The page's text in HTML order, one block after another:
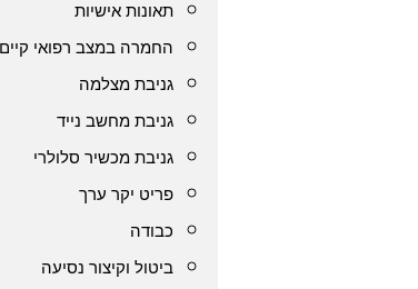
תאונות אישיות
החמרה במצב רפואי קיים
גניבת מצלמה
גניבת מחשב נייד
גניבת מכשיר סלולרי
פריט יקר ערך
כבודה
ביטול וקיצור נסיעה